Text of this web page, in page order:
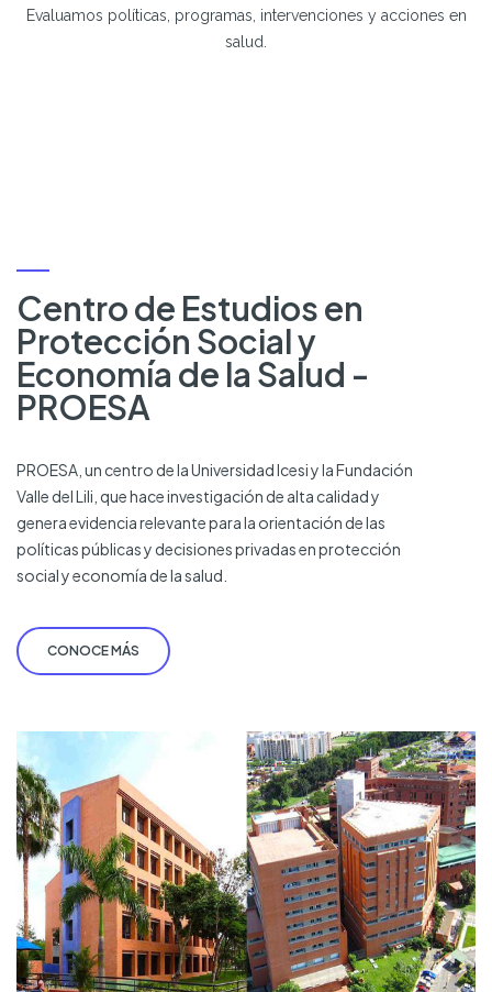
Evaluamos políticas, programas, intervenciones y acciones en
salud.
Centro de Estudios en
Protección Social y
Economía de la Salud -
PROESA
PROESA, un centro de la Universidad Icesi y la Fundación
Valle del Lili, que hace investigación de alta calidad y
genera evidencia relevante para la orientación de las
políticas públicas y decisiones privadas en protección
social y economía de la salud.
CONOCE MÁS